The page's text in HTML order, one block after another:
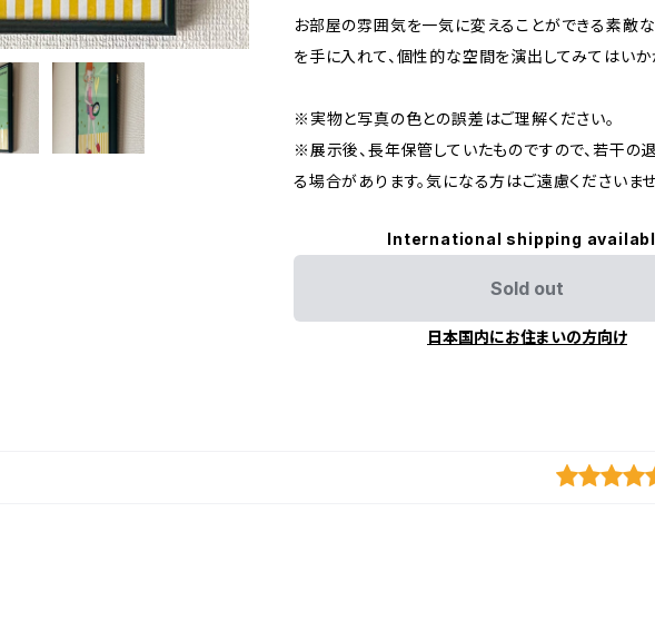
お部屋の雰囲気を一気に変えることができる素敵な
を手に入れて、個性的な空間を演出してみてはいか
※実物と写真の色との誤差はご理解ください。
※展示後、長年保管していたものですので、若干の
る場合があります。気になる方はご遠慮くださいませ
International shipping
Sold out
日本国内にお住まいの方向け